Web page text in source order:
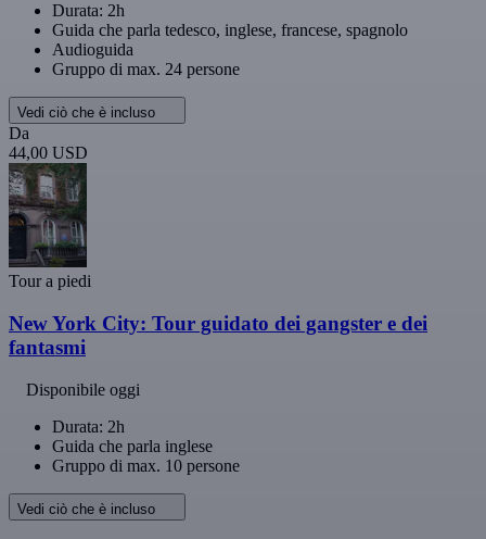
Durata: 2h
Guida che parla tedesco, inglese, francese, spagnolo
Audioguida
Gruppo di max. 24 persone
Vedi ciò che è incluso
Da
44,00 USD
Tour a piedi
New York City: Tour guidato dei gangster e dei
fantasmi
Disponibile oggi
Durata: 2h
Guida che parla inglese
Gruppo di max. 10 persone
Vedi ciò che è incluso